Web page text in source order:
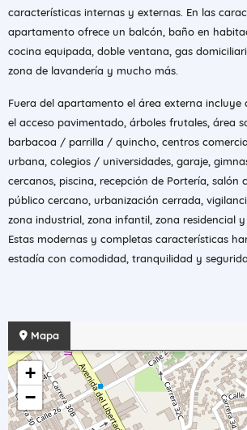
características internas y externas. En las
apartamento ofrece un balcón, baño en
cocina equipada, doble ventana, gas
zona de lavandería y mucho más.
Fuera del apartamento el área externa incluye
el acceso pavimentado, árboles frutales, área
barbacoa / parrilla / quincho, centros
urbana, colegios / universidades, garaje,
cercanos, piscina, recepción de Portería, salón
público cercano, urbanización cerrada,
zona industrial, zona infantil, zona residencial y
Estas modernas y completas características
estadía con comodidad, tranquilidad y
Mapa
+
−